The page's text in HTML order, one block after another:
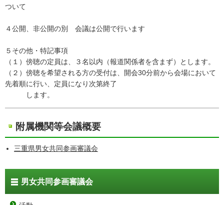
ついて
４公開、非公開の別 会議は公開で行います
５その他・特記事項
（１）傍聴の定員は、３名以内（報道関係者を含まず）とします。
（２）傍聴を希望される方の受付は、開会30分前から会場において
先着順に行い、定員になり次第終了
します。
附属機関等会議概要
三重県男女共同参画審議会
男女共同参画審議会